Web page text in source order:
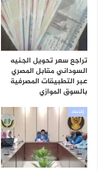
تراجع سعر تحويل الجنيه
السوداني مقابل المصري
عبر التطبيقات المصرفية
بالسوق الموازي
إقتصاد